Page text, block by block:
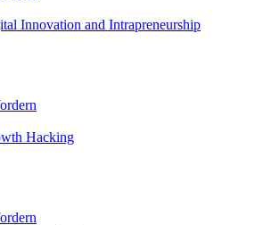
Innovation and Intrapreneurship
Hacking